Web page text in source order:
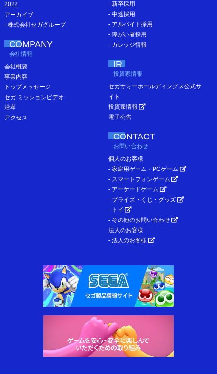
2022
アーカイブ
- 株式会社セガグループ
COMPANY
会社情報
会社概要
事業内容
トップメッセージ
セガ ミッションビデオ
沿革
アクセス
- 新卒採用
- 中途採用
- アルバイト採用
- 障がい者採用
- カレッジ情報
IR
投資家情報
セガサミーホールディングス公式サ
イト
投資家情報
電子公告
CONTACT
お問い合わせ
個人のお客様
- 家庭用ゲーム・PCゲーム
- スマートフォンゲーム
- アーケードゲーム
- プライズ・くじ・グッズ
- トイ
- その他のお問い合わせ
法人のお客様
- 法人のお客様